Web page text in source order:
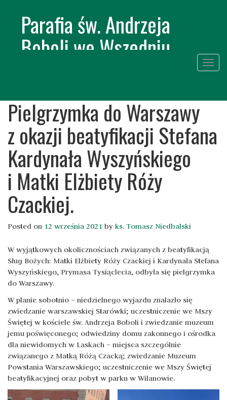
Parafia św. Andrzeja
Boboli we Wszedniu
Pielgrzymka do Warszawy
z okazji beatyfikacji Stefana
Kardynała Wyszyńskiego
i Matki Elżbiety Róży
Czackiej.
Posted on 12 września 2021 by ks. Tomasz Niedbalski
W wyjątkowych okolicznościach związanych z beatyfikacją
Sług Bożych: Matki Elżbiety Róży Czackiej i Kardynała Stefana
Wyszyńskiego, Prymasa Tysiąclecia, odbyła się pielgrzymka
do Warszawy.
W planie sobotnio – niedzielnego wyjazdu znalazło się
zwiedzanie warszawskiej Starówki; uczestniczenie we Mszy
Świętej w kościele św. Andrzeja Boboli i zwiedzanie muzeum
jemu poświęconego; odwiedziny domu zakonnego i ośrodka
dla niewidomych w Laskach – miejsca szczególnie
związanego z Matką Różą Czacką; zwiedzanie Muzeum
Powstania Warszawskiego; uczestniczenie we Mszy Świętej
beatyfikacyjnej oraz pobyt w parku w Wilanowie.